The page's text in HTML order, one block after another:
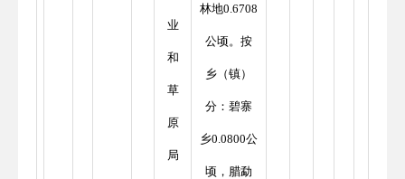
业
和
草
原
局
林地0.6708
公顷。按
乡（镇）
分：碧寨
乡0.0800公
顷，腊勐